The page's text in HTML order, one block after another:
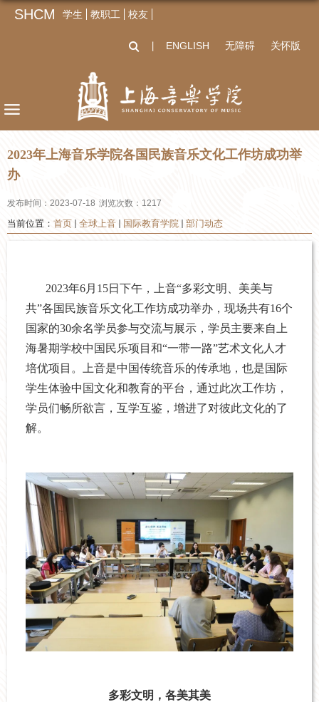
SHCM 学生 教职工 校友
ENGLISH 无障碍 关怀版
2023年上海音乐学院各国民族音乐文化工作坊成功举
办
发布时间：2023-07-18 浏览次数： 1217
当前位置： 首页 全球上音 国际教育学院 部门动态
2023年6月15日下午，上音“多彩文明、美美与
共”各国民族音乐文化工作坊成功举办，现场共有16个
国家的30余名学员参与交流与展示，学员主要来自上
海暑期学校中国民乐项目和“一带一路”艺术文化人才
培优项目。上音是中国传统音乐的传承地，也是国际
学生体验中国文化和教育的平台，通过此次工作坊，
学员们畅所欲言，互学互鉴，增进了对彼此文化的了
解。
多彩文明，各美其美